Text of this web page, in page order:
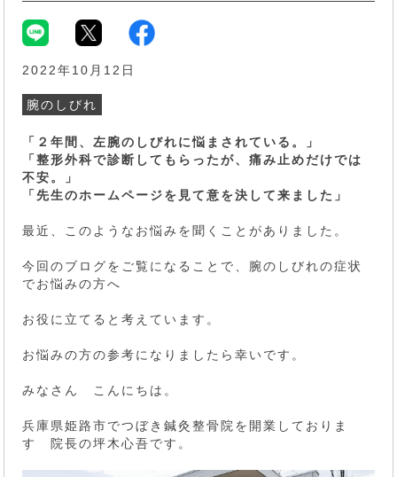
2022年10月12日
腕のしびれ
「２年間、左腕のしびれに悩まされている。」
「整形外科で診断してもらったが、痛み止めだけでは
不安。」
「先生のホームページを見て意を決して来ました」
最近、このようなお悩みを聞くことがありました。
今回のブログをご覧になることで、腕のしびれの症状
でお悩みの方へ
お役に立てると考えています。
お悩みの方の参考になりましたら幸いです。
みなさん こんにちは。
兵庫県姫路市でつぼき鍼灸整骨院を開業しておりま
す 院長の坪木心吾です。